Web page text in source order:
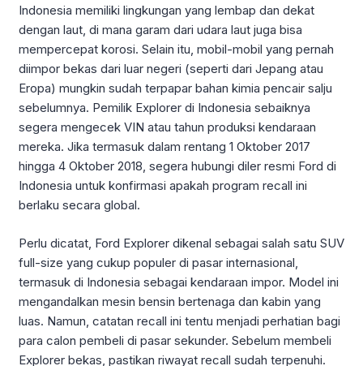
Indonesia memiliki lingkungan yang lembap dan dekat
dengan laut, di mana garam dari udara laut juga bisa
mempercepat korosi. Selain itu, mobil-mobil yang pernah
diimpor bekas dari luar negeri (seperti dari Jepang atau
Eropa) mungkin sudah terpapar bahan kimia pencair salju
sebelumnya. Pemilik Explorer di Indonesia sebaiknya
segera mengecek VIN atau tahun produksi kendaraan
mereka. Jika termasuk dalam rentang 1 Oktober 2017
hingga 4 Oktober 2018, segera hubungi diler resmi Ford di
Indonesia untuk konfirmasi apakah program recall ini
berlaku secara global.
Perlu dicatat, Ford Explorer dikenal sebagai salah satu SUV
full-size yang cukup populer di pasar internasional,
termasuk di Indonesia sebagai kendaraan impor. Model ini
mengandalkan mesin bensin bertenaga dan kabin yang
luas. Namun, catatan recall ini tentu menjadi perhatian bagi
para calon pembeli di pasar sekunder. Sebelum membeli
Explorer bekas, pastikan riwayat recall sudah terpenuhi.